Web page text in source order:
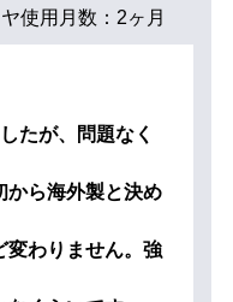
使用月数： 2ヶ月
たが、問題なく
から海外製と決め
変わりません。強